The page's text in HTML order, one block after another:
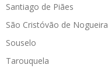
Santiago de Piães
São Cristóvão de Nogueira
Souselo
Tarouquela